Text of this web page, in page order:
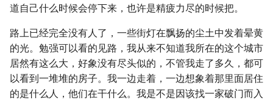
道自己什么时候会停下来，也许是精疲力尽的时候把。
路上已经完全没有人了，一些街灯在飘扬的尘土中发着晕黄
的光。勉强可以看的见路，我从来不知道我所在的这个城市
居然有这么大，好象没有尽头似的，不管我走了多久，都可
以看到一堆堆的房子。我一边走着，一边想象着那里面居住
的是什么人，他们在干什么。我是不是因该找一家破门而入